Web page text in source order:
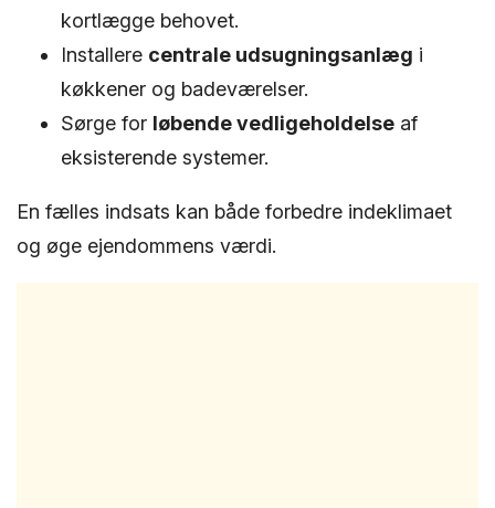
kortlægge behovet.
Installere centrale udsugningsanlæg i
køkkener og badeværelser.
Sørge for løbende vedligeholdelse af
eksisterende systemer.
En fælles indsats kan både forbedre indeklimaet
og øge ejendommens værdi.